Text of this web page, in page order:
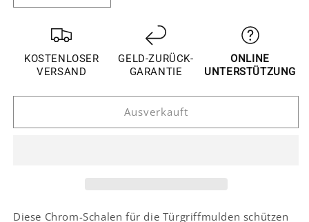
die
Menge
Suzuki
SX4
Cross
Chrom
Kappen
die
Suzuki
Cross
Chrom
Kappen
KOSTENLOSER
VERSAND
GELD-ZURÜCK-
GARANTIE
ONLINE
UNTERSTÜTZUNG
Ausverkauft
Diese Chrom-Schalen für die Türgriffmulden schützen